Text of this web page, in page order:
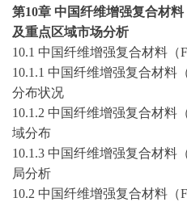
第10章 中国纤维增强复合材料
及重点区域市场分析
10.1 中国纤维增强复合材料（
10.1.1 中国纤维增强复合材料
分布状况
10.1.2 中国纤维增强复合材料
域分布
10.1.3 中国纤维增强复合材料
局分析
10.2 中国纤维增强复合材料（